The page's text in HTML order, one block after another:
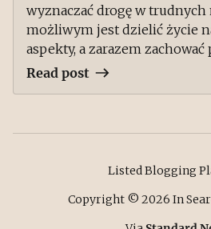
wyznaczać drogę w trudnych
możliwym jest dzielić życie
aspekty, a zarazem zachować
Read post
Listed Blogging
Copyright © 2026 In